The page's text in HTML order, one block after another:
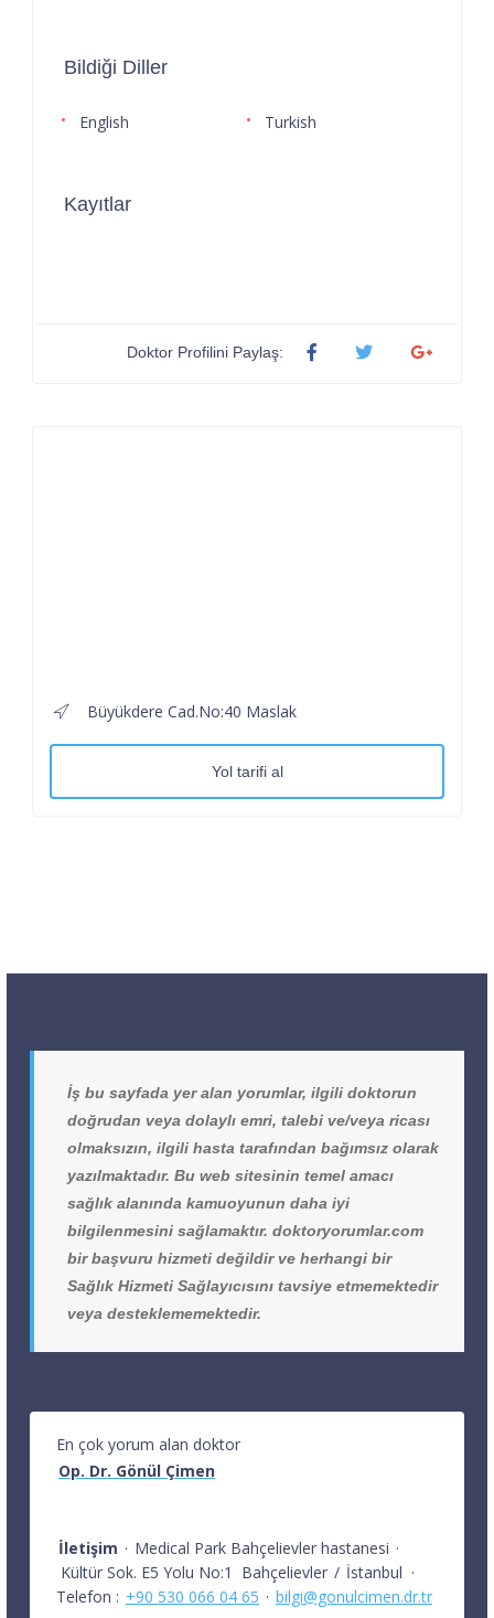
Bildiği Diller
English Turkish
Kayıtlar
Doktor Profilini Paylaş:
Büyükdere Cad.No:40 Maslak
Yol tarifi al
İş bu sayfada yer alan yorumlar, ilgili doktorun
doğrudan veya dolaylı emri, talebi ve/veya ricası
olmaksızın, ilgili hasta tarafından bağımsız olarak
yazılmaktadır. Bu web sitesinin temel amacı
sağlık alanında kamuoyunun daha iyi
bilgilenmesini sağlamaktır. doktoryorumlar.com
bir başvuru hizmeti değildir ve herhangi bir
Sağlık Hizmeti Sağlayıcısını tavsiye etmemektedir
veya desteklememektedir.
En çok yorum alan doktor
Op. Dr. Gönül Çimen
İletişim · Medical Park Bahçelievler hastanesi ·
Kültür Sok. E5 Yolu No:1
Bahçelievler / İstanbul ·
Telefon : +90 530 066 04 65 · bilgi@gonulcimen.dr.tr